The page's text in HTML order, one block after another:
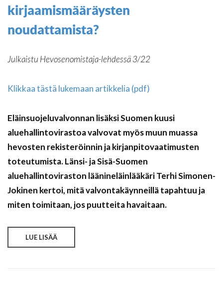
kirjaamismääräysten
noudattamista?
Julkaistu Hevosenomistaja-lehdessä 3/22
Klikkaa tästä lukemaan artikkelia (pdf)
Eläinsuojeluvalvonnan lisäksi Suomen kuusi
aluehallintovirastoa valvovat myös muun muassa
hevosten rekisteröinnin ja kirjanpitovaatimusten
toteutumista. Länsi- ja Sisä-Suomen
aluehallintoviraston läänineläinlääkäri Terhi Simonen-
Jokinen kertoi, mitä valvontakäynneillä tapahtuu ja
miten toimitaan, jos puutteita havaitaan.
LUE LISÄÄ